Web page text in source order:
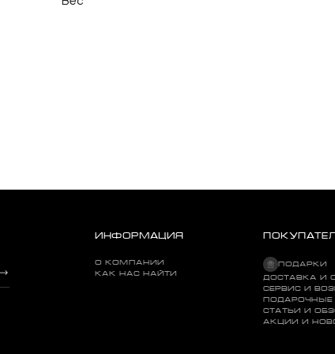
ИНФОРМАЦИЯ
О КОМПАНИИ
КАК НАС НАЙТИ
ПОДАРКИ
ДОСТАВКА И
СЕРВИС И
ПОДАРОЧНЫЕ
СТАТЬИ И
АКЦИИ И